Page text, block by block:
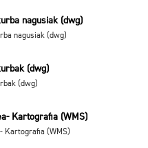
nagusiak (dwg)
nagusiak (dwg)
(dwg)
(dwg)
Kartografia (WMS)
Kartografia (WMS)